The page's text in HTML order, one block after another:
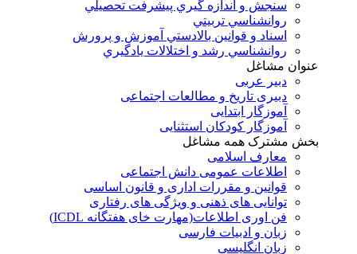
سنجش و اندازه گيري پيشرفت تحصيلي
روانشناسي تربيتي
اسناد و قوانين بالادستي آموزش و پرورش
روانشناسي رشد و اختلالات يادگيري
عنوان مشاغل
دبير عربی
دبیری تاریخ و مطالعات اجتماعی
آموزگار ابتدایی
آموزگار کودکان استثنایی
بخش مشترک همه مشاغل
معارف اسلامی
اطلاعات عمومی دانش اجتماعی
قوانین و مقررات اداری و قانون اساسی
توانایی های ذهنی و ویژگی های رفتاری
فن اوری اطلاعات(مهارت خای هفتگانه ICDL)
زبان و ادبیات فارسی
زبان انگلیسی